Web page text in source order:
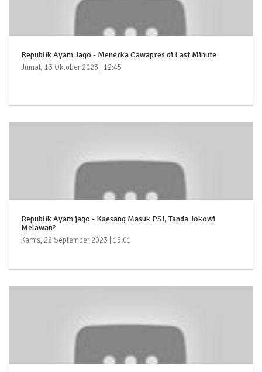
Republik Ayam Jago - Menerka Cawapres di Last Minute
Jumat, 13 Oktober 2023 | 12:45
Republik Ayam jago - Kaesang Masuk PSI, Tanda Jokowi
Melawan?
Kamis, 28 September 2023 | 15:01